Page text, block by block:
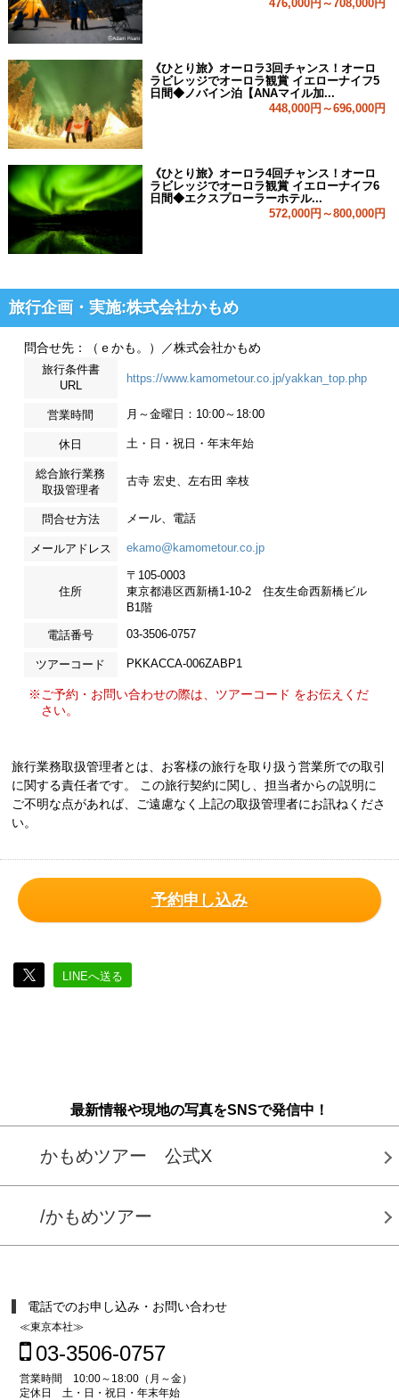
476,000円～708,000円
《ひとり旅》オーロラ3回チャンス！オーロ
ラビレッジでオーロラ観賞 イエローナイフ5
日間◆ノバイン泊【ANAマイル加...
448,000円～696,000円
《ひとり旅》オーロラ4回チャンス！オーロ
ラビレッジでオーロラ観賞 イエローナイフ6
日間◆エクスプローラーホテル...
572,000円～800,000円
旅行企画・実施:株式会社かもめ
問合せ先：（ｅかも。）／株式会社かもめ
旅行条件書
URL
https://www.kamometour.co.jp/yakkan_top.php
営業時間 月～金曜日：10:00～18:00
休日 土・日・祝日・年末年始
総合旅行業務
取扱管理者
古寺 宏史、左右田 幸枝
問合せ方法 メール、電話
メールアドレス ekamo@kamometour.co.jp
住所
〒105-0003
東京都港区西新橋1-10-2 住友生命西新橋ビル
B1階
電話番号 03-3506-0757
ツアーコード PKKACCA-006ZABP1
※ご予約・お問い合わせの際は、ツアーコード をお伝えくだ
さい。
旅行業務取扱管理者とは、お客様の旅行を取り扱う営業所での取引
に関する責任者です。 この旅行契約に関し、担当者からの説明に
ご不明な点があれば、ご遠慮なく上記の取扱管理者にお訊ねくださ
い。
予約申し込み
LINEへ送る
最新情報や現地の写真をSNSで発信中！
かもめツアー 公式X
/かもめツアー
電話でのお申し込み・お問い合わせ
≪東京本社≫
03-3506-0757
営業時間 10:00～18:00（月～金）
定休日 土・日・祝日・年末年始